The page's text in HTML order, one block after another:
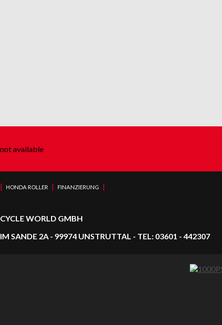
not available
| HONDA ROLLER | FINANZIERUNG |
CYCLE WORLD GMBH
IM SANDE 2A - 99974 UNSTRUTTAL - TEL: 03601 - 442307